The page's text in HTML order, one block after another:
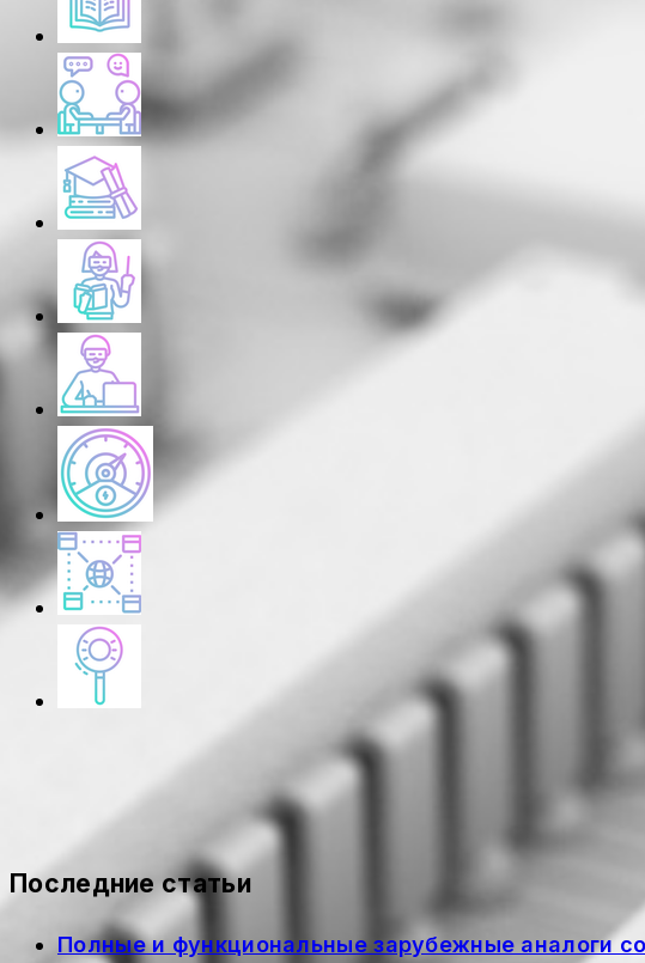
Последние статьи
Полные и функциональные зарубежные аналоги